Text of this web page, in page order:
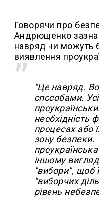
Говорячи про
Андрющенко
навряд чи можуть
виявлення
"Це навряд.
способами.
необхідність
процесах або
зону
іншому
"вибори", щоб
"виборчих
рівень